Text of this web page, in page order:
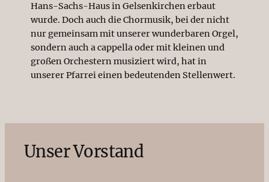
Hans-Sachs-Haus in Gelsenkirchen erbaut
wurde. Doch auch die Chormusik, bei der nicht
nur gemeinsam mit unserer wunderbaren Orgel,
sondern auch a cappella oder mit kleinen und
großen Orchestern musiziert wird, hat in
unserer Pfarrei einen bedeutenden Stellenwert.
Unser Vorstand